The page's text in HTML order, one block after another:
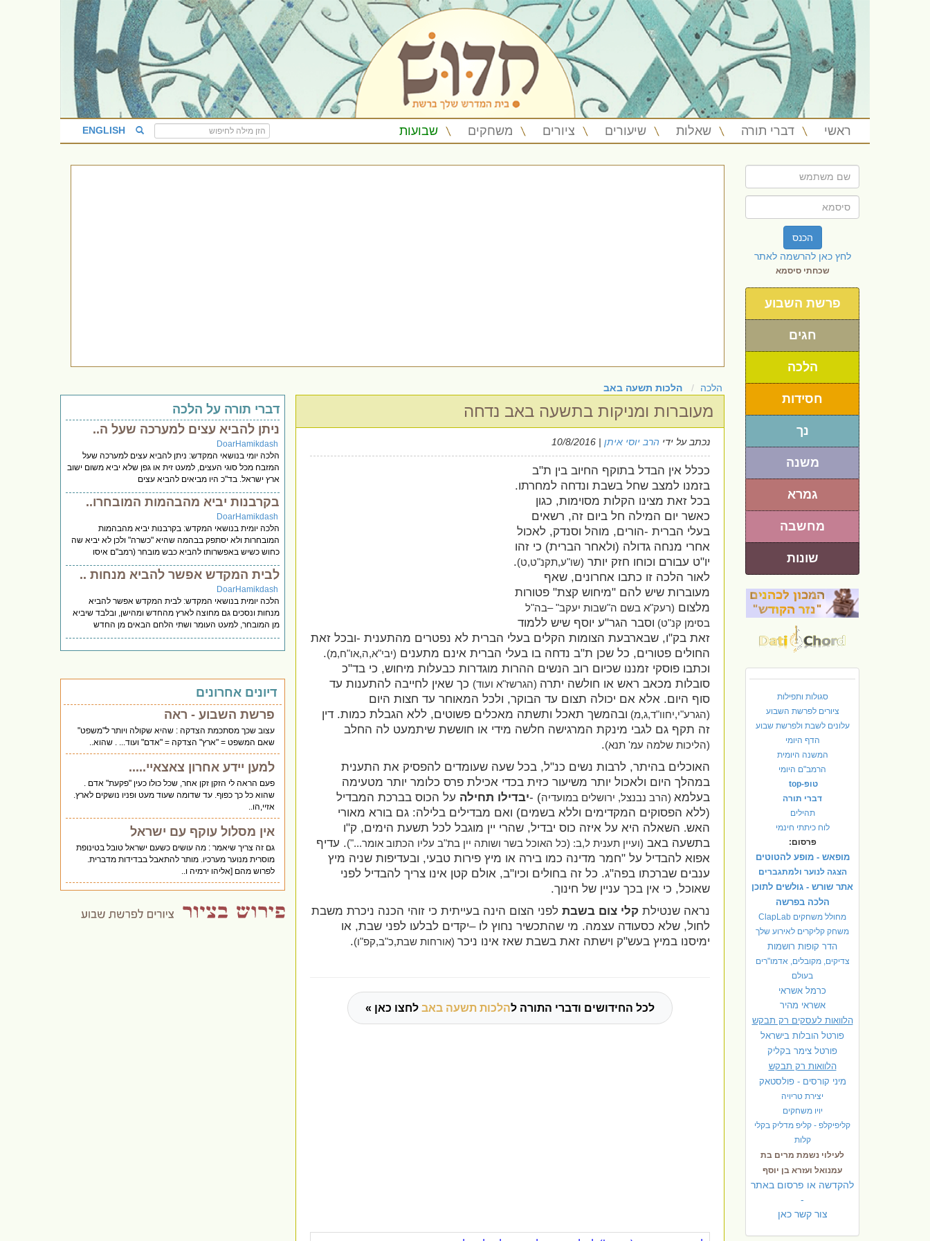
ראשי דברי תורה שאלות שיעורים ציורים משחקים שבועות ENGLISH
הכנס
לחץ כאן להרשמה לאתר
שכחתי סיסמא
פרשת השבוע
חגים
הלכה
חסידות
נך
משנה
גמרא
מחשבה
שונות
סגולות ותפילות
ציורים לפרשת השבוע
עלונים לשבת ולפרשת שבוע
הדף היומי
המשנה היומית
הרמב"ם היומי
טופ-top
דברי תורה
תהילים
לוח כיתתי חינמי
פרסום:
מופאש - מופע להטוטים
הצגה לנוער ולמתגברים
אתר שורש - גולשים לתוכן
הלכה בפרשה
מחולל משחקים ClapLab
משחק קליקרים לאירוע שלך
הדר קופות רושמות
צדיקים, מקובלים, אדמו"רים
בעולם
כרמל אשראי
אשראי מהיר
הלוואות לעסקים רק תבקש
פורטל הובלות בישראל
פורטל צימר בקליק
הלוואות רק תבקש
מיני קורסים - פולסטאק
יצירת טריויה
יויו משחקים
קליפיקלפ - קליפ מדליק בקלי
קלות
לעילוי נשמת מרים בת
עמנואל ועזרא בן יוסף
להקדשה או פרסום באתר
-
צור קשר כאן
הלכה הלכות תשעה באב
מעוברות ומניקות בתשעה באב נדחה
נכתב על ידי הרב יוסי איתן | 10/8/2016
ככלל אין הבדל בתוקף החיוב בין ת"ב
בזמנו למצב שחל בשבת ונדחה למחרתו.
בכל זאת מצינו הקלות מסוימות, כגון
כאשר יום המילה חל ביום זה, רשאים
בעלי הברית -הורים, מוהל וסנדק, לאכול
אחרי מנחה גדולה (ולאחר הברית) כי זהו
יו"ט עבורם וכוחו חזק יותר (שו"ע,תקנ"ט,ט).
לאור הלכה זו כתבו אחרונים, שאף
מעוברות שיש להם "מיחוש קצת" פטורות
מלצום (רעק"א בשם ה"שבות יעקב" –בה"ל
בסימן קנ"ט) וסבר הגר"ע יוסף שיש ללמוד
זאת בק"ו, שבארבעת הצומות הקלים בעלי הברית לא נפטרים מהתענית -ובכל זאת
החולים פטורים, כל שכן ת"ב נדחה בו בעלי הברית אינם מתענים (יבי"א,ה,או"ח,מ).
וכתבו פוסקי זמננו שכיום רוב הנשים ההרות מוגדרות כבעלות מיחוש, כי בד"כ
סובלות מכאב ראש או חולשה יתרה (הגרשז"א ועוד) כך שאין לחייבה להתענות עד
סוף היום. אלא אם יכולה תצום עד הבוקר, ולכל המאוחר עד חצות היום
(הגרע"י,יחוו"ד,ג,מ) ובהמשך תאכל ותשתה מאכלים פשוטים, ללא הגבלת כמות. דין
זה תקף גם לגבי מינקת המרגישה חלשה מידי או חוששת שיתמעט לה החלב
(הליכות שלמה עמ' תנא).
האוכלים בהיתר, לרבות נשים כנ"ל, בכל שעה שעומדים להפסיק את התענית
במהלך היום ולאכול יותר משיעור כזית בכדי אכילת פרס כלומר יותר מטעימה
בעלמא (הרב נבנצל, ירושלים במועדיה) -יבדילו תחילה על הכוס בברכת המבדיל
(ללא הפסוקים המקדימים וללא בשמים) ואם מבדילים בלילה: גם בורא מאורי
האש. השאלה היא על איזה כוס יבדיל, שהרי יין מוגבל לכל תשעת הימים, ק"ו
בתשעה באב (ועיין תענית ל,ב: (כל האוכל בשר ושותה יין בת"ב עליו הכתוב אומר..."). עדיף
אפוא להבדיל על "חמר מדינה כמו בירה או מיץ פירות טבעי, ובעדיפות שניה מיץ
ענבים שברכתו בפה"ג. כל זה בחולים וכיו"ב, אולם קטן אינו צריך להבדיל לפני
שאוכל, כי אין בכך עניין של חינוך.
נראה שנטילת קלי צום בשבת לפני הצום הינה בעייתית כי זוהי הכנה ניכרת משבת
לחול, שלא כסעודה עצמה. מי שהתכשיר נחוץ לו –יקדים לבלעו לפני שבת, או
ימיסנו במיץ בעש"ק וישתה זאת בשבת שאז אינו ניכר (אורחות שבת,כ"ב,קפ"ו).
לכל החידושים ודברי התורה להלכות תשעה באב לחצו כאן »
דברי תורה על הלכה
ניתן להביא עצים למערכה שעל ה..
DoarHamikdash
הלכה יומי בנושאי המקדש: ניתן להביא עצים למערכה שעל
המזבח מכל סוגי העצים, למעט זית או גפן שלא יביא משום ישוב
ארץ ישראל. בד"כ היו מביאים להביא עצים
בקרבנות יביא מהבהמות המובחרו..
DoarHamikdash
הלכה יומית בנושאי המקדש: בקרבנות יביא מהבהמות
המובחרות ולא יסתפק בבהמה שהיא "כשרה" ולכן לא יביא שה
כחוש כשיש באפשרותו להביא כבש מובחר (רמב"ם איסו
לבית המקדש אפשר להביא מנחות ..
DoarHamikdash
הלכה יומית בנושאי המקדש: לבית המקדש אפשר להביא
מנחות ונסכים גם מחוצה לארץ מהחדש ומהישן, ובלבד שיביא
מן המובחר, למעט העומר ושתי הלחם הבאים מן החדש
דיונים אחרונים
פרשת השבוע - ראה
עצוב שכך מסתכמת הצדקה : שהיא שקולה ויותר ל"משפט"
שאם המשפט = "ארץ" הצדקה = "אדם" ועוד... . שהוא..
למען יידע אחרון צאצאיי.....
פעם הראה לי הזקן זקן אחר, שכל כולו כעין "פקעת" אדם .
שהוא כל כך כפוף. עד שדומה שעוד מעט ופניו נושקים לארץ.
אזיי,הו..
אין מסלול עוקף עם ישראל
גם זה צריך שיאמר : מה עושים כשעם ישראל טובל בטינופת
מוסרית מנוער מערכיו. מותר להתאבל בבדידות מדברית.
לפרוש מהם [אליהו ירמיה ו..